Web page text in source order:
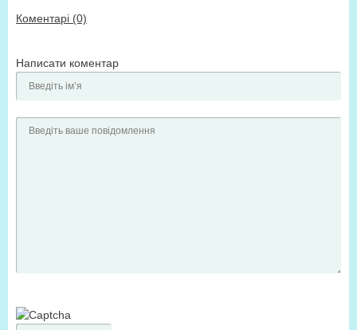
Коментарі (0)
Написати коментар